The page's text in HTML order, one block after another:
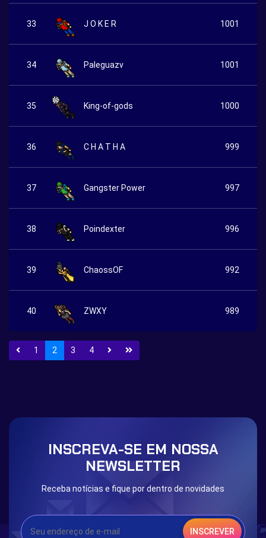
33 J O K E R 1001
34 Paleguazv 1001
35 King-of-gods 1000
36 C H A T H A 999
37 Gangster Power 997
38 Poindexter 996
39 ChaossOF 992
40 ZWXY 989
1 2 3 4
INSCREVA-SE EM NOSSA
NEWSLETTER
Receba notícias e fique por dentro de novidades
INSCREVER